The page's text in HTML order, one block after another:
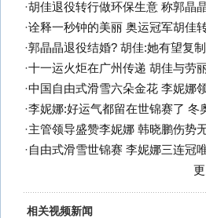
·胡佳退役转行做环保生意 称郭晶
·诠释一秒钟的美丽 奥运冠军胡佳
·郭晶晶退役结婚? 胡佳:她有望复
·十一运火炬在广州传递 胡佳与劳
·中国自由式滑雪六朵金花 李妮娜
·李妮娜:好运气都留在世锦赛了 冬
·主管领导盛赞李妮娜 韩晓鹏伤势
·自由式滑雪世锦赛 李妮娜三连冠
相关视频新闻